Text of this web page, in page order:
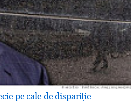
pe cale de dispariţie